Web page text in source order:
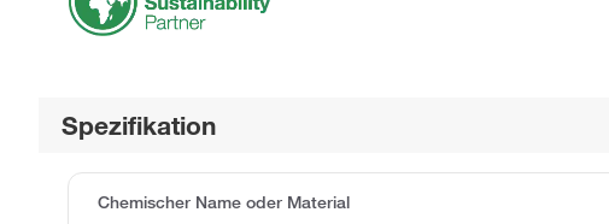
Spezifikation
Chemischer Name oder Material